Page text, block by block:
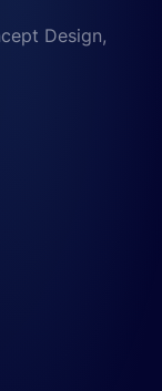
Design,